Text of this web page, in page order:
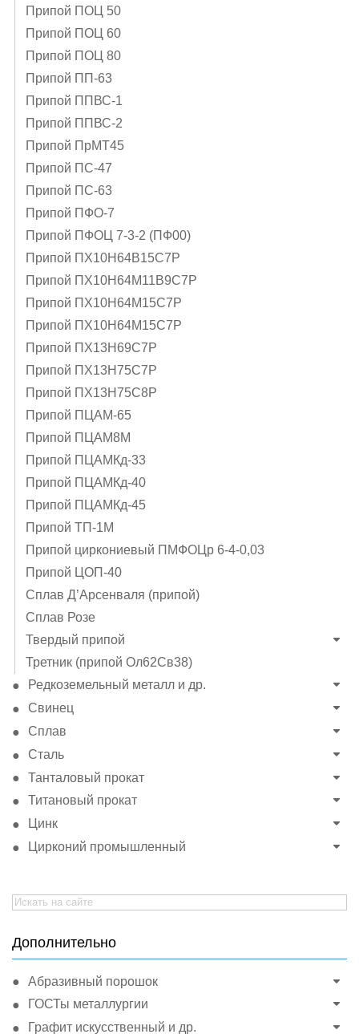
Припой ПОЦ 50
Припой ПОЦ 60
Припой ПОЦ 80
Припой ПП-63
Припой ППВС-1
Припой ППВС-2
Припой ПрМТ45
Припой ПС-47
Припой ПС-63
Припой ПФО-7
Припой ПФОЦ 7-3-2 (ПФ00)
Припой ПХ10Н64В15С7Р
Припой ПХ10Н64М11В9С7Р
Припой ПХ10Н64М15С7Р
Припой ПХ10Н64М15С7Р
Припой ПХ13Н69С7Р
Припой ПХ13Н75С7Р
Припой ПХ13Н75С8Р
Припой ПЦАМ-65
Припой ПЦАМ8М
Припой ПЦАМКд-33
Припой ПЦАМКд-40
Припой ПЦАМКд-45
Припой ТП-1М
Припой циркониевый ПМФОЦр 6-4-0,03
Припой ЦОП-40
Сплав Д’Арсенваля (припой)
Сплав Розе
Твердый припой
Третник (припой Ол62Св38)
Редкоземельный металл и др.
Свинец
Сплав
Сталь
Танталовый прокат
Титановый прокат
Цинк
Цирконий промышленный
Search
for:
Дополнительно
Абразивный порошок
ГОСТы металлургии
Графит искусственный и др.